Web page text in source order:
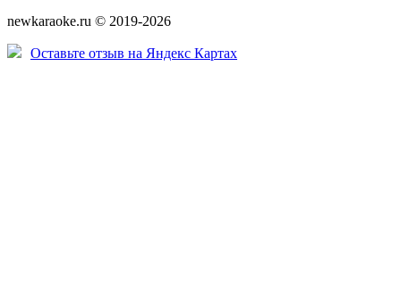
newkaraoke.ru © 2019-2026
Оставьте отзыв на Яндекс Картах